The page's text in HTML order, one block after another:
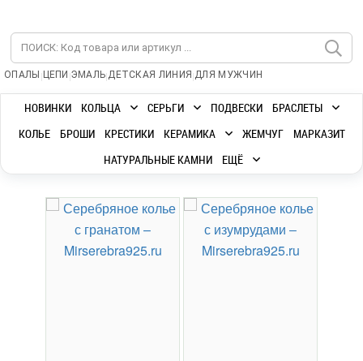
ОПАЛЫ | ЦЕПИ |ЭМАЛЬ|ДЕТСКАЯ ЛИНИЯ |ДЛЯ МУЖЧИН
НОВИНКИ КОЛЬЦА СЕРЬГИ ПОДВЕСКИ
БРАСЛЕТЫ
КОЛЬЕ
БРОШИ КРЕСТИКИ КЕРАМИКА ЖЕМЧУГ
МАРКАЗИТ
НАТУРАЛЬНЫЕ КАМНИ
ЕЩЁ